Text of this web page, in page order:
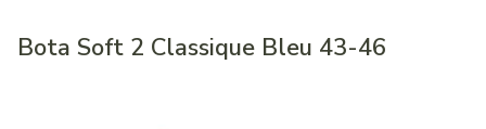
Bota Soft 2 Classique Bleu 43-46